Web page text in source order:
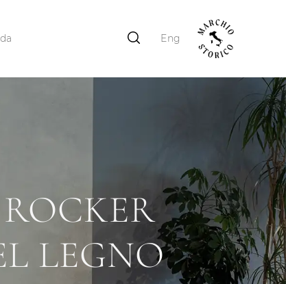
Eng
LEGNO